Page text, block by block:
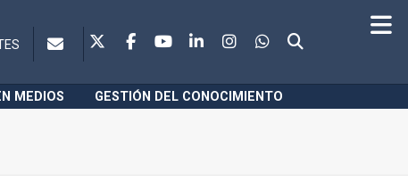
MEDIOS GESTIÓN DEL CONOCIMIENTO